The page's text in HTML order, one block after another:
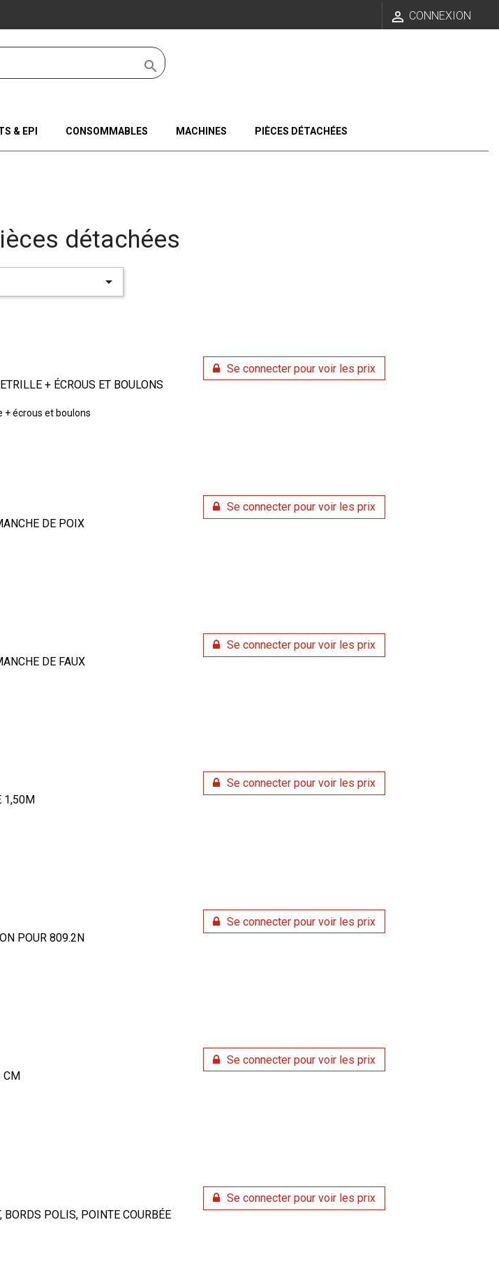
 CONNEXION

& EPI CONSOMMABLES MACHINES PIÈCES DÉTACHÉES
détachées

+ ÉCROUS ET BOULONS
+ écrous et boulons
Se connecter pour voir les prix
DE POIX
Se connecter pour voir les prix
DE FAUX
Se connecter pour voir les prix
1,50M
Se connecter pour voir les prix
POUR 809.2N
Se connecter pour voir les prix
CM
Se connecter pour voir les prix
BORDS POLIS, POINTE COURBÉE
Se connecter pour voir les prix